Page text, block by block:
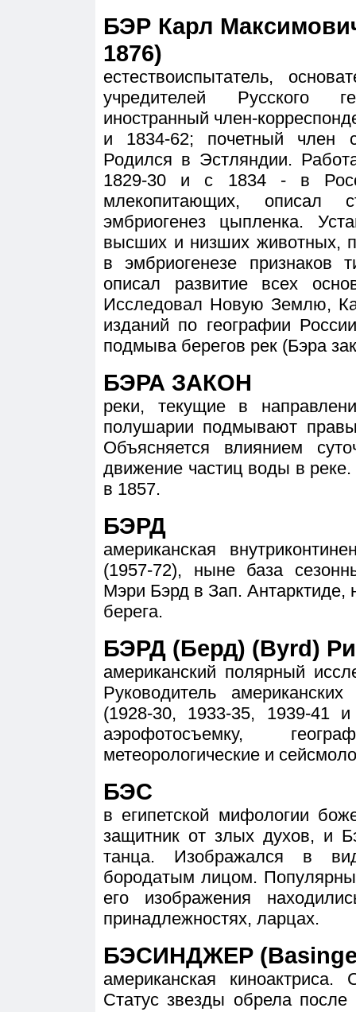
БЭР Карл
1876)
естествоиспытатель,
учредителей Русского
иностранный член-
и 1834-62; почетный член
Родился в Эстляндии.
1829-30 и с 1834 - в
млекопитающих, описал
эмбриогенез цыпленка.
высших и низших животных,
в эмбриогенезе признаков
описал развитие всех
Исследовал Новую Землю,
изданий по географии
подмыва берегов рек (Бэра
БЭРА ЗАКОН
реки, текущие в
полушарии подмывают
Объясняется влиянием
движение частиц воды в
в 1857.
БЭРД
американская
(1957-72), ныне база
Мэри Бэрд в Зап. Антарктиде,
берега.
БЭРД (Берд) (Byrd)
американский полярный
Руководитель американских
(1928-30, 1933-35, 1939-41
аэрофотосъемку,
метеорологические и
БЭС
в египетской мифологии
защитник от злых духов, и
танца. Изображался в
бородатым лицом.
его изображения
принадлежностях, ларцах.
БЭСИНДЖЕР
американская
Статус звезды обрела